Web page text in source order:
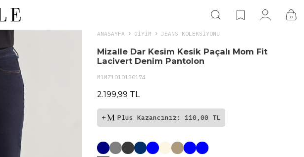
0
ANASAYFA GIYIM JEANS KOLEKSIYONU
Mizalle Dar Kesim Kesik Paçalı Mom Fit
Lacivert Denim Pantolon
M1MZ1010130174
2.199,99 TL
Plus Kazancınız: 110,00 TL